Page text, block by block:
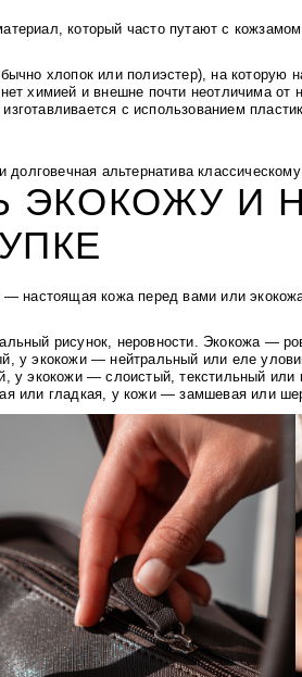
который часто путают с
хлопок или полиэстер), на
химией и внешне почти неотличима от
с использованием
альтернатива
ЭКОКОЖУ И
— настоящая кожа перед вами или
рисунок, неровности. Экокожа —
у экокожи — нейтральный или еле
у экокожи — слоистый, текстильный или
или гладкая, у кожи — замшевая или